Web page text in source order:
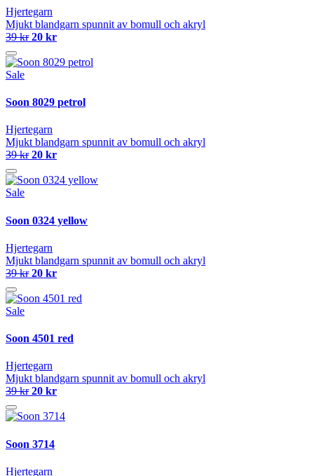
Hjertegarn
Mjukt blandgarn spunnit av bomull och akryl
39 kr 20 kr
Sale
Soon 8029 petrol
Hjertegarn
Mjukt blandgarn spunnit av bomull och akryl
39 kr 20 kr
Sale
Soon 0324 yellow
Hjertegarn
Mjukt blandgarn spunnit av bomull och akryl
39 kr 20 kr
Sale
Soon 4501 red
Hjertegarn
Mjukt blandgarn spunnit av bomull och akryl
39 kr 20 kr
Soon 3714
Hjertegarn